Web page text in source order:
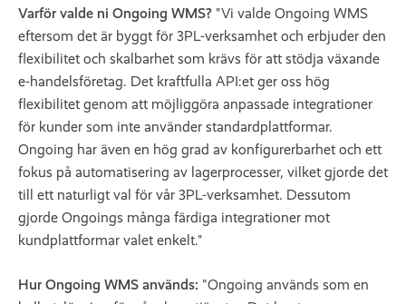
Varför valde ni Ongoing WMS? "Vi valde Ongoing WMS
eftersom det är byggt för 3PL-verksamhet och erbjuder den
flexibilitet och skalbarhet som krävs för att stödja växande
e-handelsföretag. Det kraftfulla API:et ger oss hög
flexibilitet genom att möjliggöra anpassade integrationer
för kunder som inte använder standardplattformar.
Ongoing har även en hög grad av konfigurerbarhet och ett
fokus på automatisering av lagerprocesser, vilket gjorde det
till ett naturligt val för vår 3PL-verksamhet. Dessutom
gjorde Ongoings många färdiga integrationer mot
kundplattformar valet enkelt."
Hur Ongoing WMS används: "Ongoing används som en